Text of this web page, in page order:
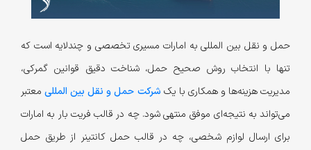
حمل و نقل بین المللی به امارات مسیری تخصصی و چندلایه است که
تنها با انتخاب روش صحیح حمل، شناخت دقیق قوانین گمرکی،
مدیریت هزینه‌ها و همکاری با یک شرکت حمل و نقل بین المللیمعتبر
می‌تواند به نتیجه‌ای موفق منتهی شود. چه در قالب فریت بار به امارات
برای ارسال لوازم شخصی، چه در قالب حمل کانتینر از طریق حمل